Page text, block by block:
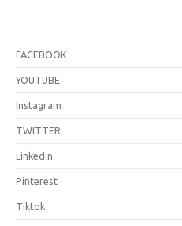
FACEBOOK
YOUTUBE
Instagram
TWITTER
Linkedin
Pinterest
Tiktok